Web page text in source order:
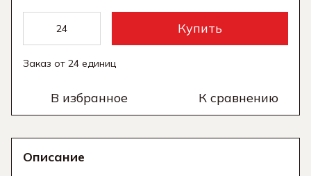
Купить
Заказ от 24 единиц
В избранное К сравнению
Описание